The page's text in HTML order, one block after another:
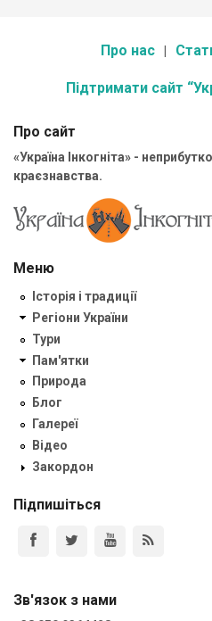
Про нас
Підтримати сайт
Про сайт
«Україна Інкогніта» -
краєзнавства.
Меню
Історія і традиції
Регіони України
Тури
Пам'ятки
Природа
Блог
Галереї
Відео
Закордон
Підпишіться
Зв'язок з нами